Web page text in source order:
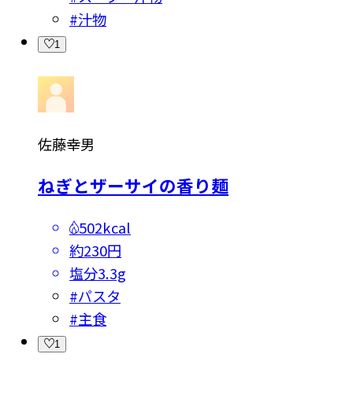
#汁物
1
佐藤幸男
ねぎとザーサイの香り麺
502kcal
約230円
塩分3.3g
#パスタ
#主食
1